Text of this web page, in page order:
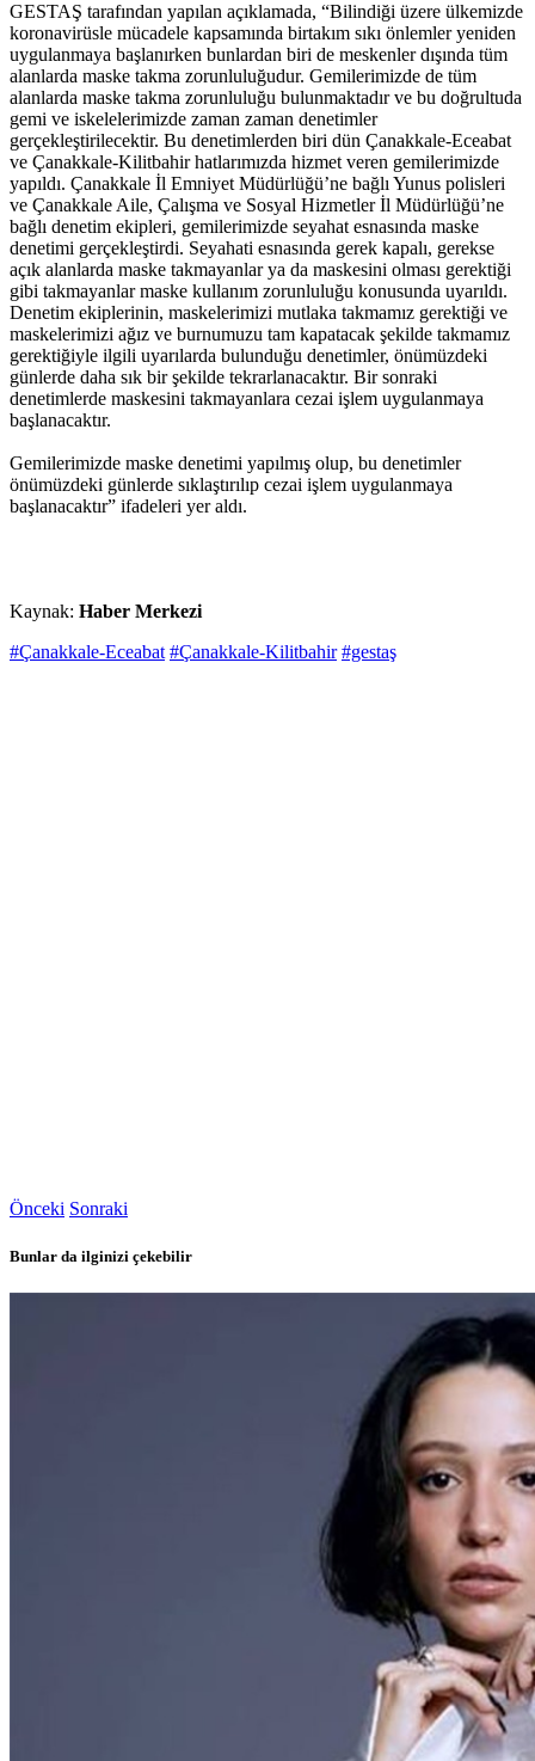
GESTAŞ tarafından yapılan açıklamada, “Bilindiği üzere ülkemizde
koronavirüsle mücadele kapsamında birtakım sıkı önlemler yeniden
uygulanmaya başlanırken bunlardan biri de meskenler dışında tüm
alanlarda maske takma zorunluluğudur. Gemilerimizde de tüm
alanlarda maske takma zorunluluğu bulunmaktadır ve bu doğrultuda
gemi ve iskelelerimizde zaman zaman denetimler
gerçekleştirilecektir. Bu denetimlerden biri dün Çanakkale-Eceabat
ve Çanakkale-Kilitbahir hatlarımızda hizmet veren gemilerimizde
yapıldı. Çanakkale İl Emniyet Müdürlüğü’ne bağlı Yunus polisleri
ve Çanakkale Aile, Çalışma ve Sosyal Hizmetler İl Müdürlüğü’ne
bağlı denetim ekipleri, gemilerimizde seyahat esnasında maske
denetimi gerçekleştirdi. Seyahati esnasında gerek kapalı, gerekse
açık alanlarda maske takmayanlar ya da maskesini olması gerektiği
gibi takmayanlar maske kullanım zorunluluğu konusunda uyarıldı.
Denetim ekiplerinin, maskelerimizi mutlaka takmamız gerektiği ve
maskelerimizi ağız ve burnumuzu tam kapatacak şekilde takmamız
gerektiğiyle ilgili uyarılarda bulunduğu denetimler, önümüzdeki
günlerde daha sık bir şekilde tekrarlanacaktır. Bir sonraki
denetimlerde maskesini takmayanlara cezai işlem uygulanmaya
başlanacaktır.
Gemilerimizde maske denetimi yapılmış olup, bu denetimler
önümüzdeki günlerde sıklaştırılıp cezai işlem uygulanmaya
başlanacaktır” ifadeleri yer aldı.
Kaynak: Haber Merkezi
#Çanakkale-Eceabat #Çanakkale-Kilitbahir #gestaş
Önceki Sonraki
Bunlar da ilginizi çekebilir